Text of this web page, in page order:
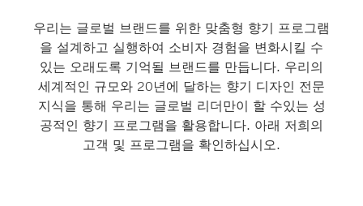
우리는 글로벌 브랜드를 위한 맞춤형 향기 프로그램
을 설계하고 실행하여 소비자 경험을 변화시킬 수
있는 오래도록 기억될 브랜드를 만듭니다. 우리의
세계적인 규모와 20년에 달하는 향기 디자인 전문
지식을 통해 우리는 글로벌 리더만이 할 수있는 성
공적인 향기 프로그램을 활용합니다. 아래 저희의
고객 및 프로그램을 확인하십시오.